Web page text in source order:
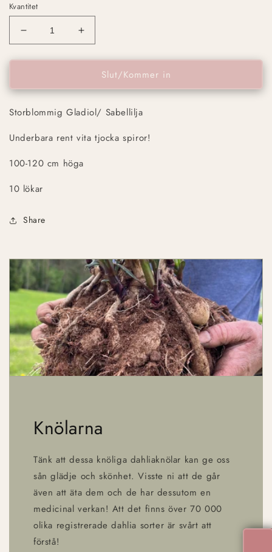
Kvantitet
Minska
kvantitet
för
White
10st
Öka
kvantitet
för
Gladiolus
White
10st
Slut/Kommer in
Storblommig Gladiol/ Sabellilja
Underbara rent vita tjocka spiror!
100-120 cm höga
10 lökar
Share
Knölarna
Tänk att dessa knöliga dahliaknölar kan ge oss
sån glädje och skönhet. Visste ni att de går
även att äta dem och de har dessutom en
medicinal verkan! Att det finns över 70 000
olika registrerade dahlia sorter är svårt att
förstå!